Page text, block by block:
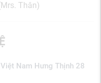
Thân)
Nam Hưng Thịnh 28